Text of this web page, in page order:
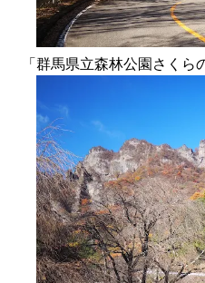
「群馬県立森林公園さくら